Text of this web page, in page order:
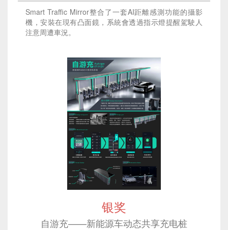
Smart Traffic Mirror整合了一套AI距離感測功能的攝影
機，安裝在現有凸面鏡，系統會透過指示燈提醒駕駛人
注意周遭車況。
银奖
自游充——新能源车动态共享充电桩